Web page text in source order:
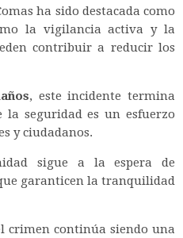
ha sido destacada como
la vigilancia activa y la
contribuir a reducir los
, este incidente termina
seguridad es un esfuerzo
y ciudadanos.
sigue a la espera de
garanticen la tranquilidad
crimen continúa siendo una